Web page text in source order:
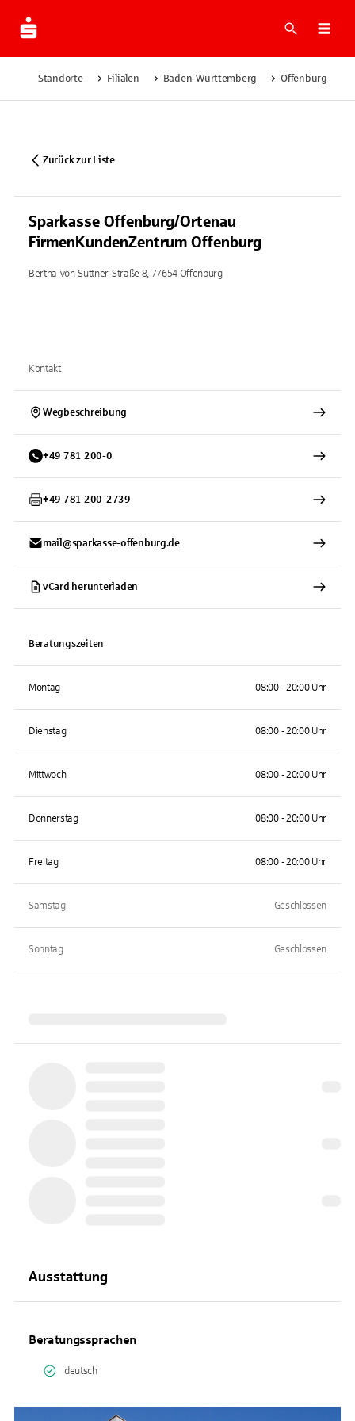
Suche
Standorte Filialen Baden-Württemberg Offenburg
Zurück zur Liste
Sparkasse Offenburg/Ortenau
FirmenKundenZentrum Offenburg
Bertha-von-Suttner-Straße 8, 77654 Offenburg
Kontakt
Wegbeschreibung
+49 781 200-0
+49 781 200-2739
mail@sparkasse-offenburg.de
vCard herunterladen
Beratungszeiten
Montag 08:00 - 20:00 Uhr
Dienstag 08:00 - 20:00 Uhr
Mittwoch 08:00 - 20:00 Uhr
Donnerstag 08:00 - 20:00 Uhr
Freitag 08:00 - 20:00 Uhr
Samstag Geschlossen
Sonntag Geschlossen
Ausstattung
Beratungssprachen
deutsch